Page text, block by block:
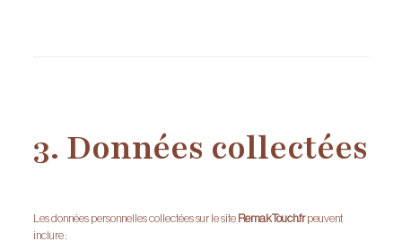
3. Données collectées
Les données personnelles collectées sur le site RemakTouch.frpeuvent
inclure :